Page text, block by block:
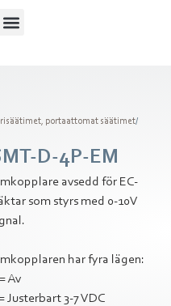
portaattomat säätimet/
D-4P-EM
avsedd för EC-
som styrs med 0-10V
har fyra lägen:
Av
Justerbart 3-7 VDC